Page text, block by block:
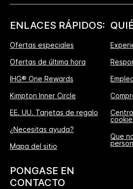
ENLACES RÁPIDOS:
Ofertas especiales
Ofertas de última hora
IHG® One Rewards
Kimpton Inner Circle
EE. UU. Tarjetas de regalo
¿Necesitas ayuda?
Mapa del sitio
Que
PONGASE EN
CONTACTO